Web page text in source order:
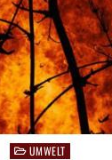
PostedUMWELT